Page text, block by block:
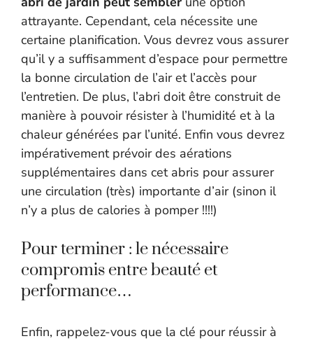
attrayante. Cependant, cela nécessite une
certaine planification. Vous devrez vous assurer
qu’il y a suffisamment d’espace pour permettre
la bonne circulation de l’air et l’accès pour
l’entretien. De plus, l’abri doit être construit de
manière à pouvoir résister à l’humidité et à la
chaleur générées par l’unité. Enfin vous devrez
impérativement prévoir des aérations
supplémentaires dans cet abris pour assurer
une circulation (très) importante d’air (sinon il
n’y a plus de calories à pomper !!!!)
Pour terminer : le nécessaire
compromis entre beauté et
performance…
Enfin, rappelez-vous que la clé pour réussir à